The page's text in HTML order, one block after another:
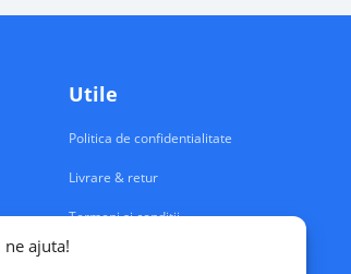
ajuta!
Utile
Politica de confidentialitate
Livrare & retur
Termeni si conditii
Contul meu